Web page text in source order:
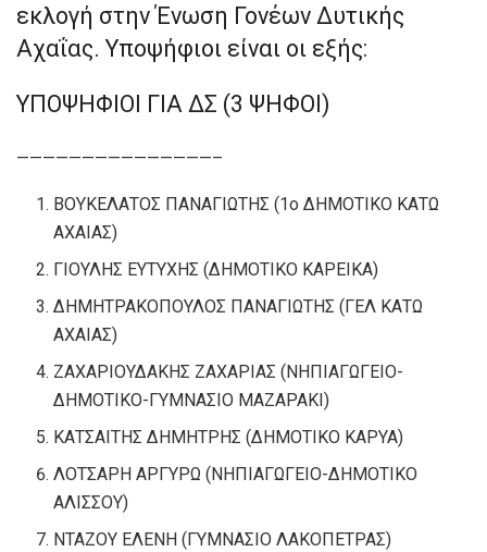
εκλογή στην Ένωση Γονέων Δυτικής
Αχαΐας. Υποψήφιοι είναι οι εξής:
ΥΠΟΨΗΦΙΟΙ ΓΙΑ ΔΣ (3 ΨΗΦΟΙ)
———————————————–
ΒΟΥΚΕΛΑΤΟΣ ΠΑΝΑΓΙΩΤΗΣ (1ο ΔΗΜΟΤΙΚΟ ΚΑΤΩ
ΑΧΑΙΑΣ)
ΓΙΟΥΛΗΣ ΕΥΤΥΧΗΣ (ΔΗΜΟΤΙΚΟ ΚΑΡΕΙΚΑ)
ΔΗΜΗΤΡΑΚΟΠΟΥΛΟΣ ΠΑΝΑΓΙΩΤΗΣ (ΓΕΛ ΚΑΤΩ
ΑΧΑΙΑΣ)
ΖΑΧΑΡΙΟΥΔΑΚΗΣ ΖΑΧΑΡΙΑΣ (ΝΗΠΙΑΓΩΓΕΙΟ-
ΔΗΜΟΤΙΚΟ-ΓΥΜΝΑΣΙΟ ΜΑΖΑΡΑΚΙ)
ΚΑΤΣΑΙΤΗΣ ΔΗΜΗΤΡΗΣ (ΔΗΜΟΤΙΚΟ ΚΑΡΥΑ)
ΛΟΤΣΑΡΗ ΑΡΓΥΡΩ (ΝΗΠΙΑΓΩΓΕΙΟ-ΔΗΜΟΤΙΚΟ
ΑΛΙΣΣΟΥ)
ΝΤΑΖΟΥ ΕΛΕΝΗ (ΓΥΜΝΑΣΙΟ ΛΑΚΟΠΕΤΡΑΣ)